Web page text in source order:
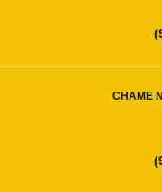
CHAME